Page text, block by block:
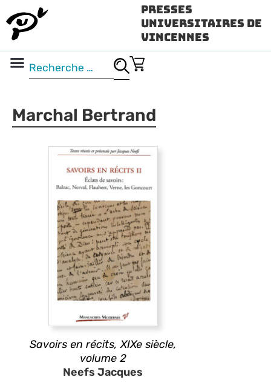
Presses
Universitaires de
Vincennes
Marchal Bertrand
Savoirs en récits, XIXe siècle,
volume 2
Neefs Jacques